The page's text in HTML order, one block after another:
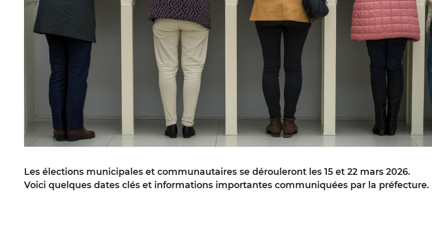
Les élections municipales et communautaires se dérouleront les 15 et 22 mars 2026.
Voici quelques dates clés et informations importantes communiquées par la préfecture.